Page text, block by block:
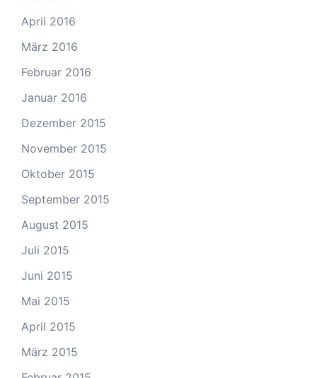
April 2016
März 2016
Februar 2016
Januar 2016
Dezember 2015
November 2015
Oktober 2015
September 2015
August 2015
Juli 2015
Juni 2015
Mai 2015
April 2015
März 2015